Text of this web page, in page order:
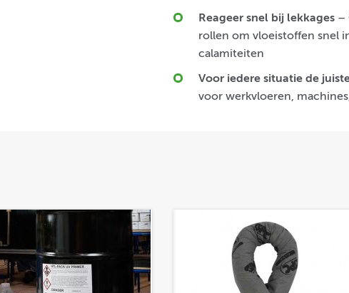
Reageer snel bij lekkages –
rollen om vloeistoffen snel
calamiteiten
Voor iedere situatie de
voor werkvloeren,